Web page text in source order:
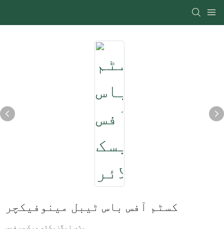
کسٹم آفس باس ٹیبل مینوفیکچر
بڑی ایگزیکٹو ورک سرفیس